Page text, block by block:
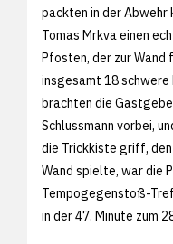
packten in der
Tomas Mrkva einen
Pfosten, der zur
insgesamt 18 schwere
brachten die
Schlussmann vorbei,
die Trickkiste griff,
Wand spielte, war die
Tempogegenstoß-
in der 47. Minute zum